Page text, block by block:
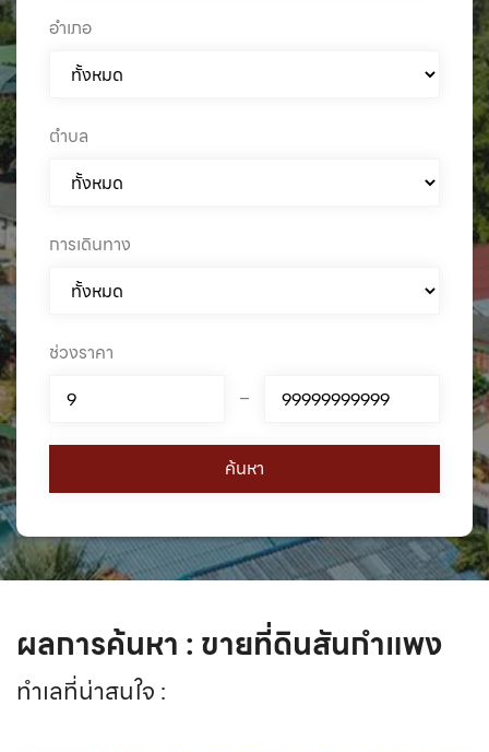
อำเภอ
ตำบล
การเดินทาง
ช่วงราคา
–
ผลการค้นหา : ขายที่ดินสันกำแพง
ทำเลที่น่าสนใจ :